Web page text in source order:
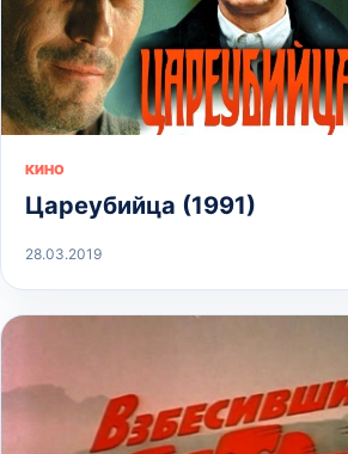
КИНО
Цареубийца (1991)
28.03.2019